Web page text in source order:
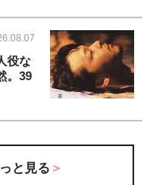
役な
。39
と見る